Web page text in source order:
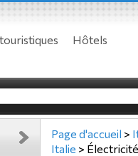
Hôtels
Page d'accueil >
Italie > Électricité